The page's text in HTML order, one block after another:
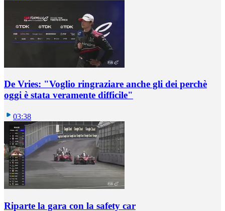
De Vries: "Voglio ringraziare anche gli dei perchè
oggi è stata veramente difficile"
03:38
Riparte la gara con la safety car